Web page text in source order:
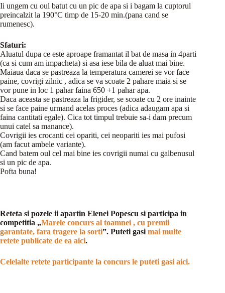
Ii ungem cu oul batut cu un pic de apa si i bagam la cuptorul
preincalzit la 190°C timp de 15-20 min.(pana cand se
rumenesc).
Sfaturi:
Aluatul dupa ce este aproape framantat il bat de masa in 4parti
(ca si cum am impacheta) si asa iese bila de aluat mai bine.
Maiaua daca se pastreaza la temperatura camerei se vor face
paine, covrigi zilnic , adica se va scoate 2 pahare maia si se
vor pune in loc 1 pahar faina 650 +1 pahar apa.
Daca aceasta se pastreaza la frigider, se scoate cu 2 ore inainte
si se face paine urmand acelas proces (adica adaugam apa si
faina cantitati egale). Cica tot timpul trebuie sa-i dam precum
unui catel sa manance).
Covrigii ies crocanti cei opariti, cei neopariti ies mai pufosi
(am facut ambele variante).
Cand batem oul cel mai bine ies covrigii numai cu galbenusul
si un pic de apa.
Pofta buna!
Reteta si pozele ii apartin Elenei Popescu si participa in
competitia „Marele concurs al toamnei , cu premii
garantate, fara tragere la sorti”. Puteti gasi mai multe
retete publicate de ea aici.
Celelalte retete participante la concurs le puteti gasi aici.